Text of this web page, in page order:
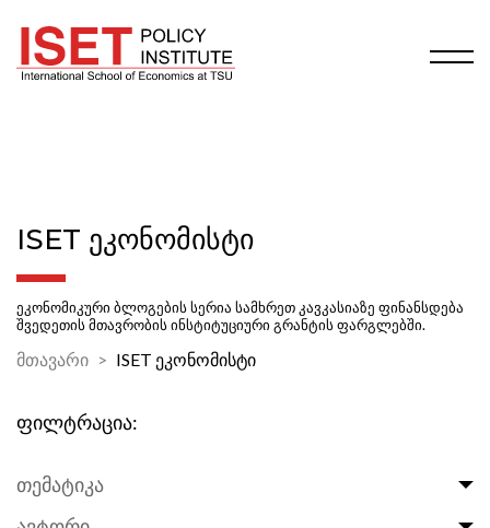
ISET ᲔᲙᲝᲜᲝᲛᲘᲡᲢᲘ
ეკონომიკური ბლოგების სერია სამხრეთ კავკასიაზე ფინანსდება
შვედეთის მთავრობის ინსტიტუციური გრანტის ფარგლებში.
მთავარი ISET ეკონომისტი
ფილტრაცია:
თემატიკა